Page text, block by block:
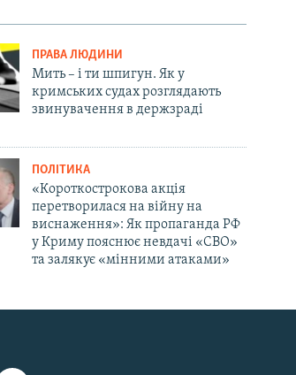
ПРАВА ЛЮДИНИ
Мить – і ти шпигун. Як у
кримських судах розглядають
звинувачення в держзраді
ПОЛІТИКА
«Короткострокова акція
перетворилася на війну на
виснаження»: Як пропаганда РФ
у Криму пояснює невдачі «СВО»
та залякує «мінними атаками»